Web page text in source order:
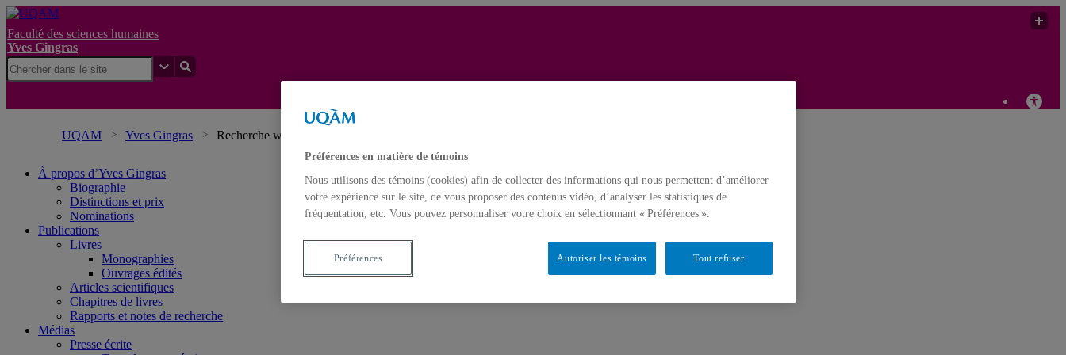
Faculté des sciences humaines
Yves Gingras
UQAM Yves Gingras Recherche web
Accueil
À propos d’Yves Gingras
Biographie
Distinctions et prix
Nominations
Publications
Livres
Monographies
Ouvrages édités
Articles scientifiques
Chapitres de livres
Rapports et notes de recherche
Médias
Presse écrite
Préférences en matière de témoins
Nous utilisons des témoins (cookies) afin de collecter des informations qui nous permettent d’améliorer
votre expérience sur le site, de vous proposer des contenus vidéo, d’analyser les statistiques de
fréquentation, etc. Vous pouvez personnaliser votre choix en sélectionnant « Préférences ».
Tout refuser
Autoriser les témoins
Préférences